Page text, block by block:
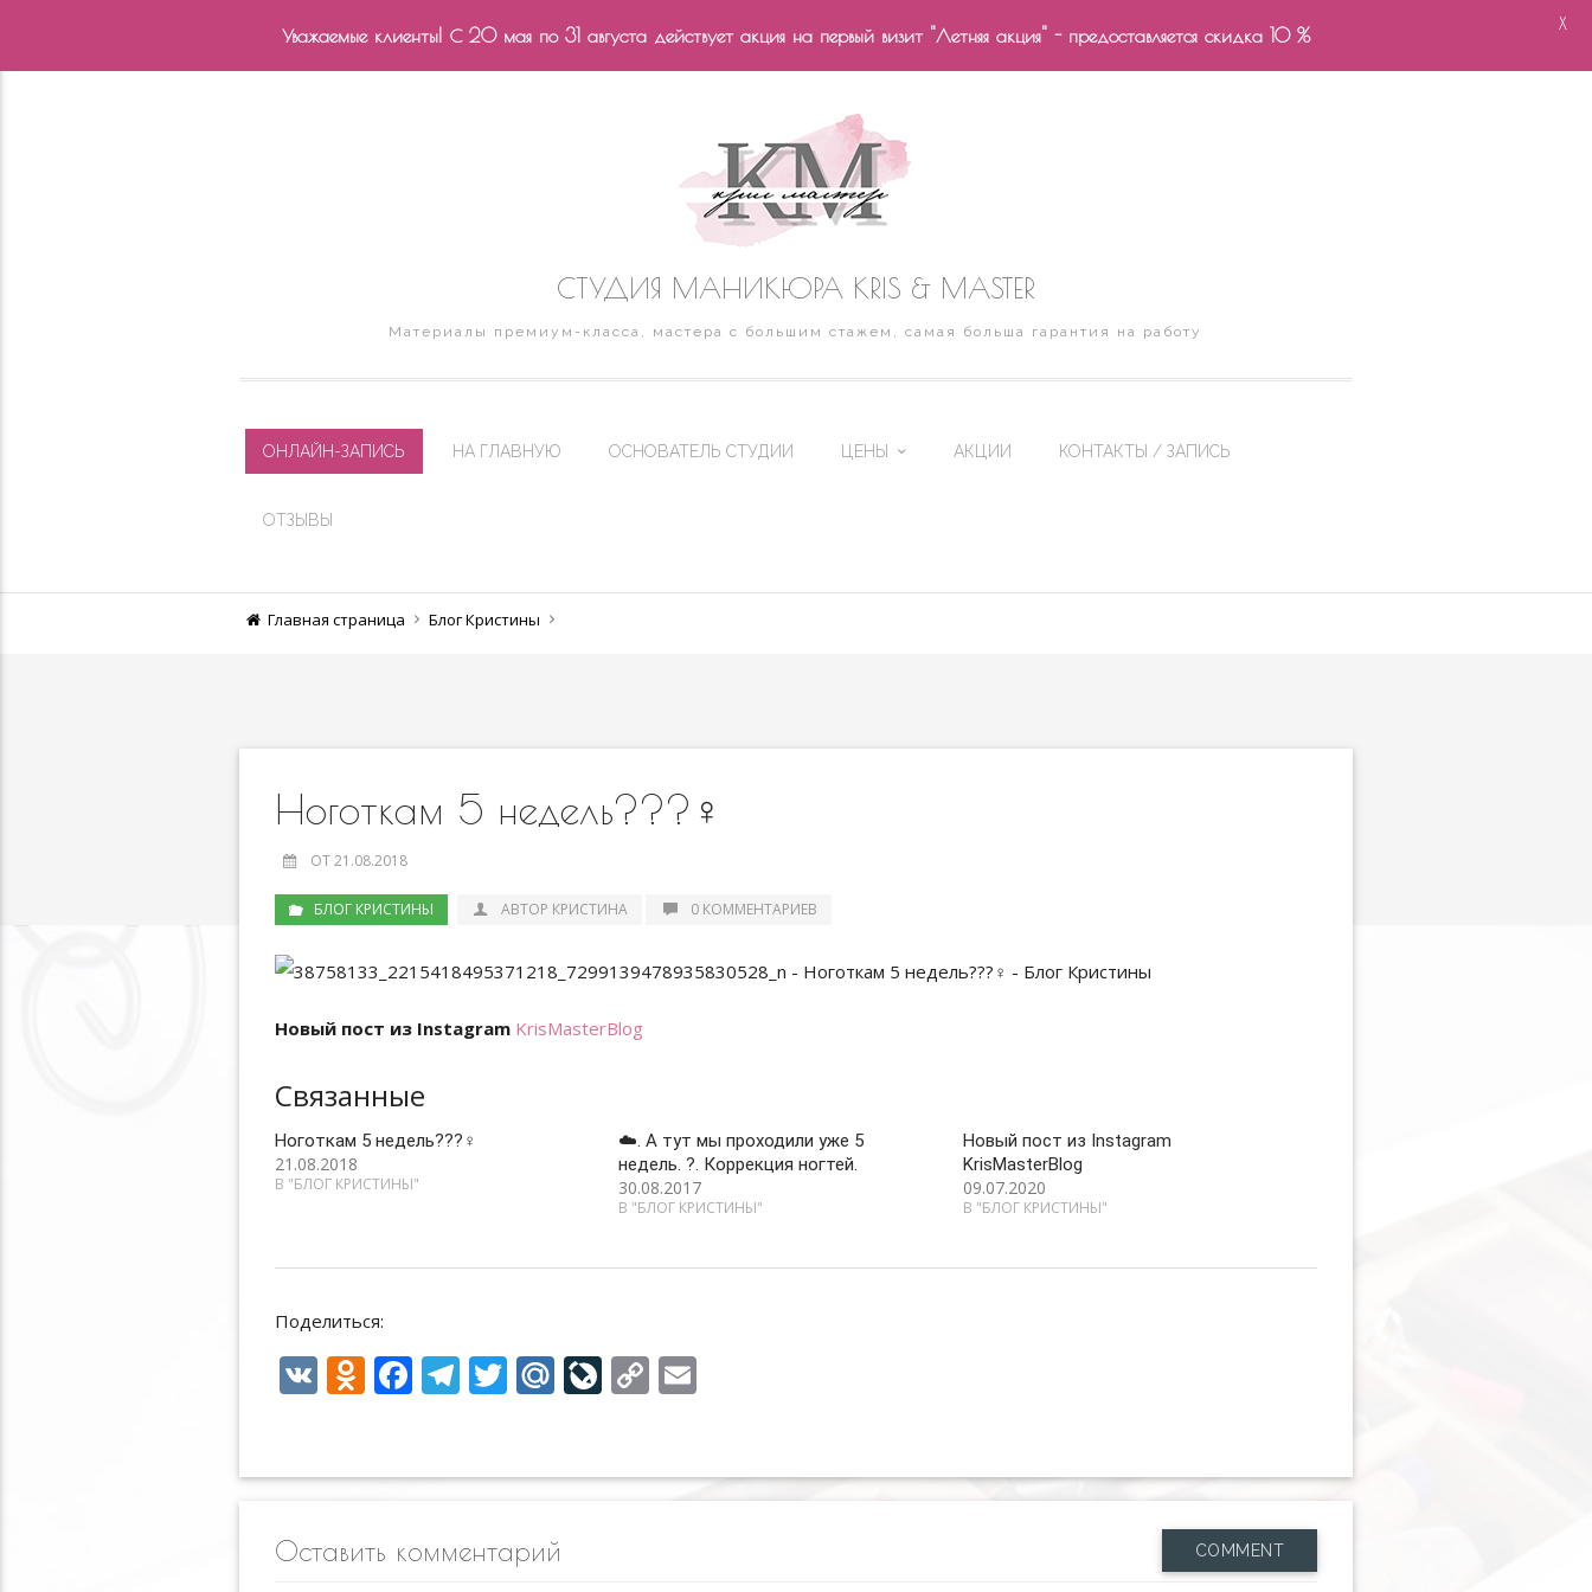
СТУДИЯ МАНИКЮРА KRIS & MASTER
Материалы премиум-класса, мастера с большим стажем, самая больша гарантия на работу
ОНЛАЙН-ЗАПИСЬ НА ГЛАВНУЮ ОСНОВАТЕЛЬ СТУДИИ ЦЕНЫ АКЦИИ КОНТАКТЫ / ЗАПИСЬ
ОТЗЫВЫ
Главная страница Блог Кристины
Ноготкам 5 недель???‍♀️
ОТ 21.08.2018
БЛОГ КРИСТИНЫ АВТОР КРИСТИНА 0 КОММЕНТАРИЕВ
Новый пост из Instagram KrisMasterBlog
Связанные
Ноготкам 5 недель???‍♀️
21.08.2018
В "БЛОГ КРИСТИНЫ"
☁️. А тут мы проходили уже 5
недель. ?. Коррекция ногтей.
30.08.2017
В "БЛОГ КРИСТИНЫ"
Новый пост из Instagram
KrisMasterBlog
09.07.2020
В "БЛОГ КРИСТИНЫ"
Поделиться:
V O
o
as
F
b
o
T
gr
m
T
er
M
R
Li
o
C
y
E
l
Оставить комментарий COMMENT
Уважаемые клиенты! С 20 мая по 31 августа действует акция на первый визит "Летняя акция" - предоставляется скидка 10 %
X